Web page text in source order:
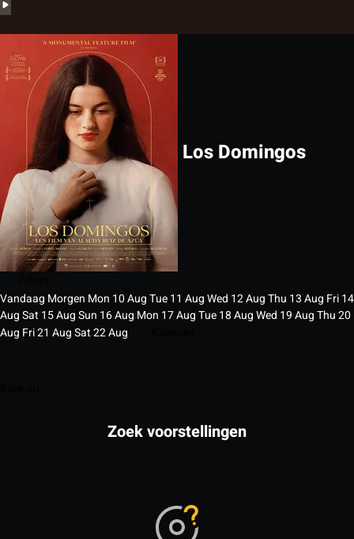
Los Domingos
Vandaag Morgen Mon 10AugTue11 AugWed 12AugThu 13Aug Fri14
AugSat 15AugSun 16Aug Mon 17AugTue18AugWed 19AugThu20
Aug Fri21 AugSat22Aug
Zoek voorstellingen